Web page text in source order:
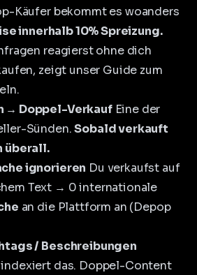
Käufer bekommt es woanders
innerhalb 10% Spreizung.
reagierst ohne dich
zeigt unser Guide zum
.
→ Doppel-VerkaufEine der
Sünden.Sobald verkauft
überall.
ignorieren Du verkaufst auf
Text → 0 internationale
an die Plattform an (Depop
/ Beschreibungen
das. Doppel-Content